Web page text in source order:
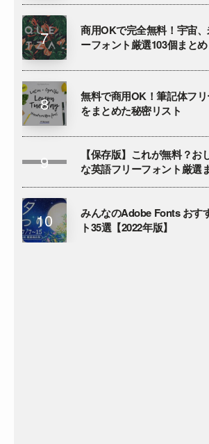
商用OKで完全無料！宇宙
ーフォント厳選103個まとめ
無料で商用OK！筆記体フ
をまとめた秘密リスト
【保存版】これが無料？お
な英語フリーフォント厳選
みんなのAdobe Fonts おす
ト35選【2022年版】